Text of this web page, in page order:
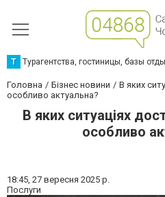
Т Турагентства, гостиницы, базы
Головна Бізнес новини
В яких
особливо актуальна?
В яких ситуаціях
особливо
18:45, 27 вересня 2025 р.
Послуги